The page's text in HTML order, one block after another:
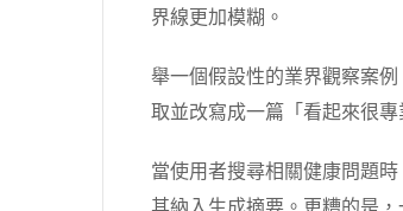
界線更加模糊。
舉一個假設性的業界觀察案
取並改寫成一篇「看起來很
當使用者搜尋相關健康問題